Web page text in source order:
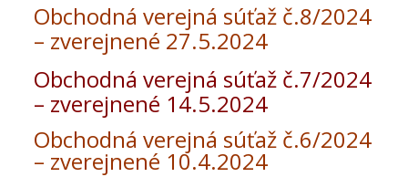
Obchodná verejná súťaž č.8/2024
– zverejnené 27.5.2024
Obchodná verejná súťaž č.7/2024
– zverejnené 14.5.2024
Obchodná verejná súťaž č.6/2024
– zverejnené 10.4.2024